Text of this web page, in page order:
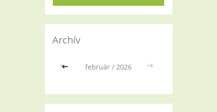
Archív
<< február / 2026 >>